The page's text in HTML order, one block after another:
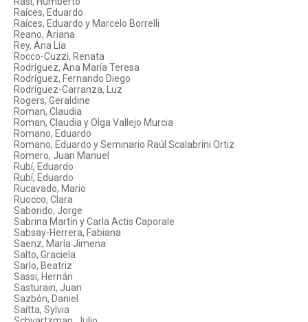
Raíces, Eduardo
Raíces, Eduardo y Marcelo Borrelli
Reano, Ariana
Rey, Ana Lía
Rocco-Cuzzi, Renata
Rodríguez, Ana María Teresa
Rodríguez, Fernando Diego
Rodríguez-Carranza, Luz
Rogers, Geraldine
Roman, Claudia
Roman, Claudia y Olga Vallejo Murcia
Romano, Eduardo
Romano, Eduardo y Seminario Raúl Scalabrini Ortiz
Romero, Juan Manuel
Rubí, Eduardo
Rubí, Eduardo
Rucavado, Mario
Ruocco, Clara
Saborido, Jorge
Sabrina Martín y Carla Actis Caporale
Sabsay-Herrera, Fabiana
Saenz, María Jimena
Salto, Graciela
Sarlo, Beatriz
Sassi, Hernán
Sasturain, Juan
Sazbón, Daniel
Saítta, Sylvia